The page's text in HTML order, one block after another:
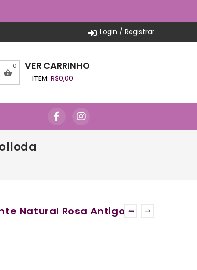
Login / Registrar
0 VER CARRINHO
ITEM: R$0,00
Natural Rosa Antigo –